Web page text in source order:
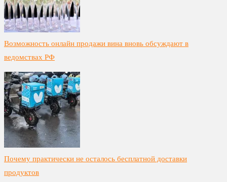
Возможность онлайн продажи вина вновь обсуждают в
ведомствах РФ
Почему практически не осталось бесплатной доставки
продуктов